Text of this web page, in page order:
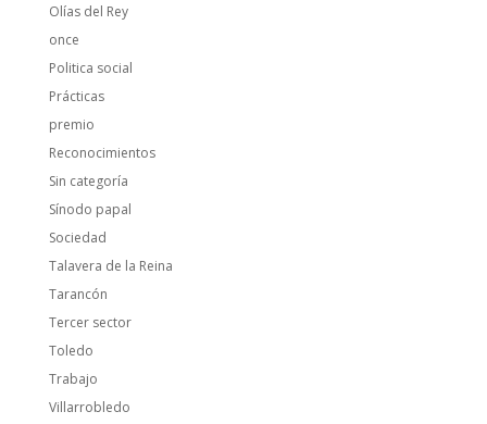
Olías del Rey
once
Politica social
Prácticas
premio
Reconocimientos
Sin categoría
Sínodo papal
Sociedad
Talavera de la Reina
Tarancón
Tercer sector
Toledo
Trabajo
Villarrobledo